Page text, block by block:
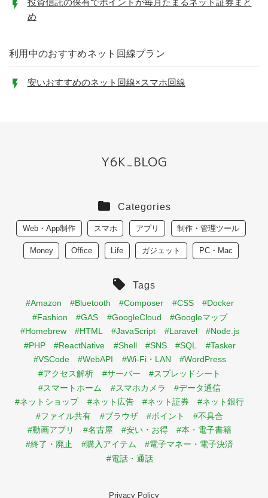
投資信託の保有でポイントが毎月たまるネット証券まと
め
利用中のおすすめネット回線プラン
安いおすすめのネット回線×スマホ回線
Categories
Web・App制作 スマホ アプリ 制作・管理ツール
Money Office Life ガジェット PC・Mac
Tags
#Amazon #Bluetooth #Composer #CSS
#Docker
#Fashion
#GAS #GoogleCloud
#Googleマップ
#Homebrew
#HTML #JavaScript #Laravel
#Node.js
#PHP
#ReactNative #Shell #SNS #SQL
#Tasker
#VSCode
#WebAPI #Wi-Fi・LAN
#WordPress
#アクセス解析
#サーバー
#スプレッドシート
#スマートホーム
#スマホカメラ
#データ通信
#ネットショップ
#ネット広告 #ネット証券
#ネット銀行
#ファイル共有
#ブラウザ #ポイント
#不具合
#動画アプリ
#名古屋 #安い・お得
#本・電子書籍
#終了・廃止
#購入アイテム
#電子マネー・電子決済
#電話・通話
Privacy Policy